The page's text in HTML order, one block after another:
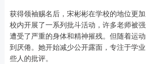
获得领袖赐名后，宋彬彬在学校的地位更
校内开展了一系列批斗活动，许多老师被
遭受了严重的身体和精神摧残。但随着运
到厌倦。她开始减少公开露面，专注于学
些人的批评。